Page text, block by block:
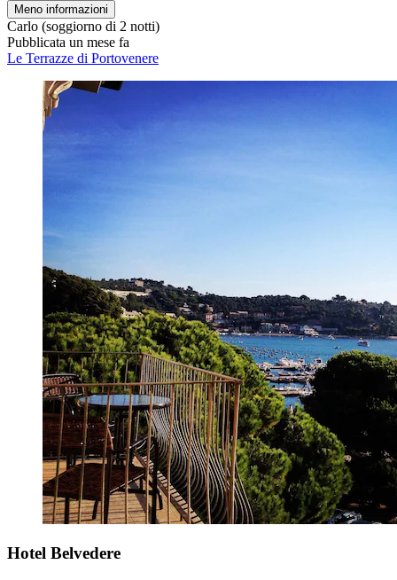
Meno informazioni
Carlo (soggiorno di 2 notti)
Pubblicata un mese fa
Le Terrazze di Portovenere
Hotel Belvedere